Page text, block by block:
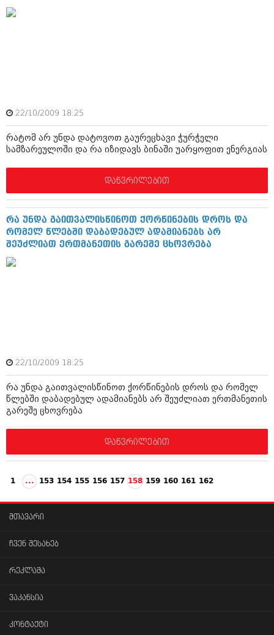
აპრილი 2010 (229)
მარტი 2010 (454)
თებერვალი 2010 (421)
იანვარი 2010 (422)
ნოემბერი 2009 (308)
სექტემბერი 2009 (541)
აგვისტო 2009 (14)
ივლისი 2009 (118)
თებერვალი 0216 (1)
22/10/2009 18:25
რატომ არ უნდა დატოვოთ გაურეცხავი ჭურჭელი
სამზარეულოში და რა იზიდავს ბინაში უარყოფით ენერგიას
დაწვრილებით
რა უნდა გაითვალისწინოთ ქორწინების დროს და
რომელ წლებში დაბადებულ ადამიანებს არ
შეუძლიათ ერთმანეთის გარეშე ცხოვრება
22/10/2009 18:25
რა უნდა გაითვალისწინოთ ქორწინების დროს და რომელ
წლებში დაბადებულ ადამიანებს არ შეუძლიათ ერთმანეთის
გარეშე ცხოვრება
დაწვრილებით
1 ... 153 154 155 156 157 158 159 160 161 162
მთავარი
ჩვენ შესახებ
რეკლამა
ვაკანსია
კონტაქტი